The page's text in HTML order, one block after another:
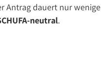
Antrag dauert nur wenige
neutral.